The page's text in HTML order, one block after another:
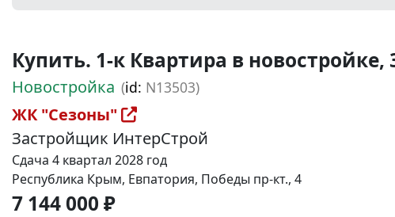
Купить. 1-к Квартира в новостройке,
Новостройка (id: N13503)
ЖК "Сезоны"
Застройщик ИнтерСтрой
Сдача 4 квартал 2028 год
Республика Крым, Евпатория, Победы пр-кт., 4
7 144 000 ₽